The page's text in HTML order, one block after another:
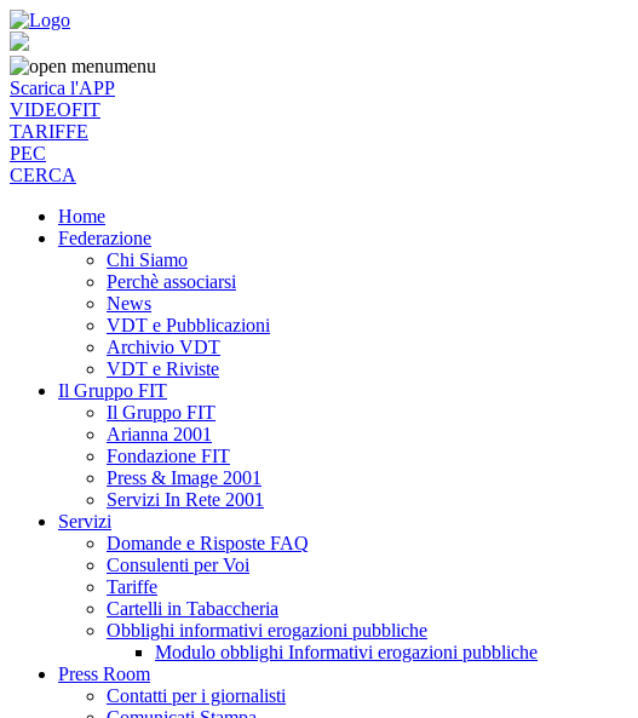
menu
Scarica l'APP
VIDEOFIT
TARIFFE
PEC
CERCA
Home
Federazione
Chi Siamo
Perchè associarsi
News
VDT e Pubblicazioni
Archivio VDT
VDT e Riviste
Il Gruppo FIT
Il Gruppo FIT
Arianna 2001
Fondazione FIT
Press & Image 2001
Servizi In Rete 2001
Servizi
Domande e Risposte FAQ
Consulenti per Voi
Tariffe
Cartelli in Tabaccheria
Obblighi informativi erogazioni pubbliche
Modulo obblighi Informativi erogazioni pubbliche
Press Room
Contatti per i giornalisti